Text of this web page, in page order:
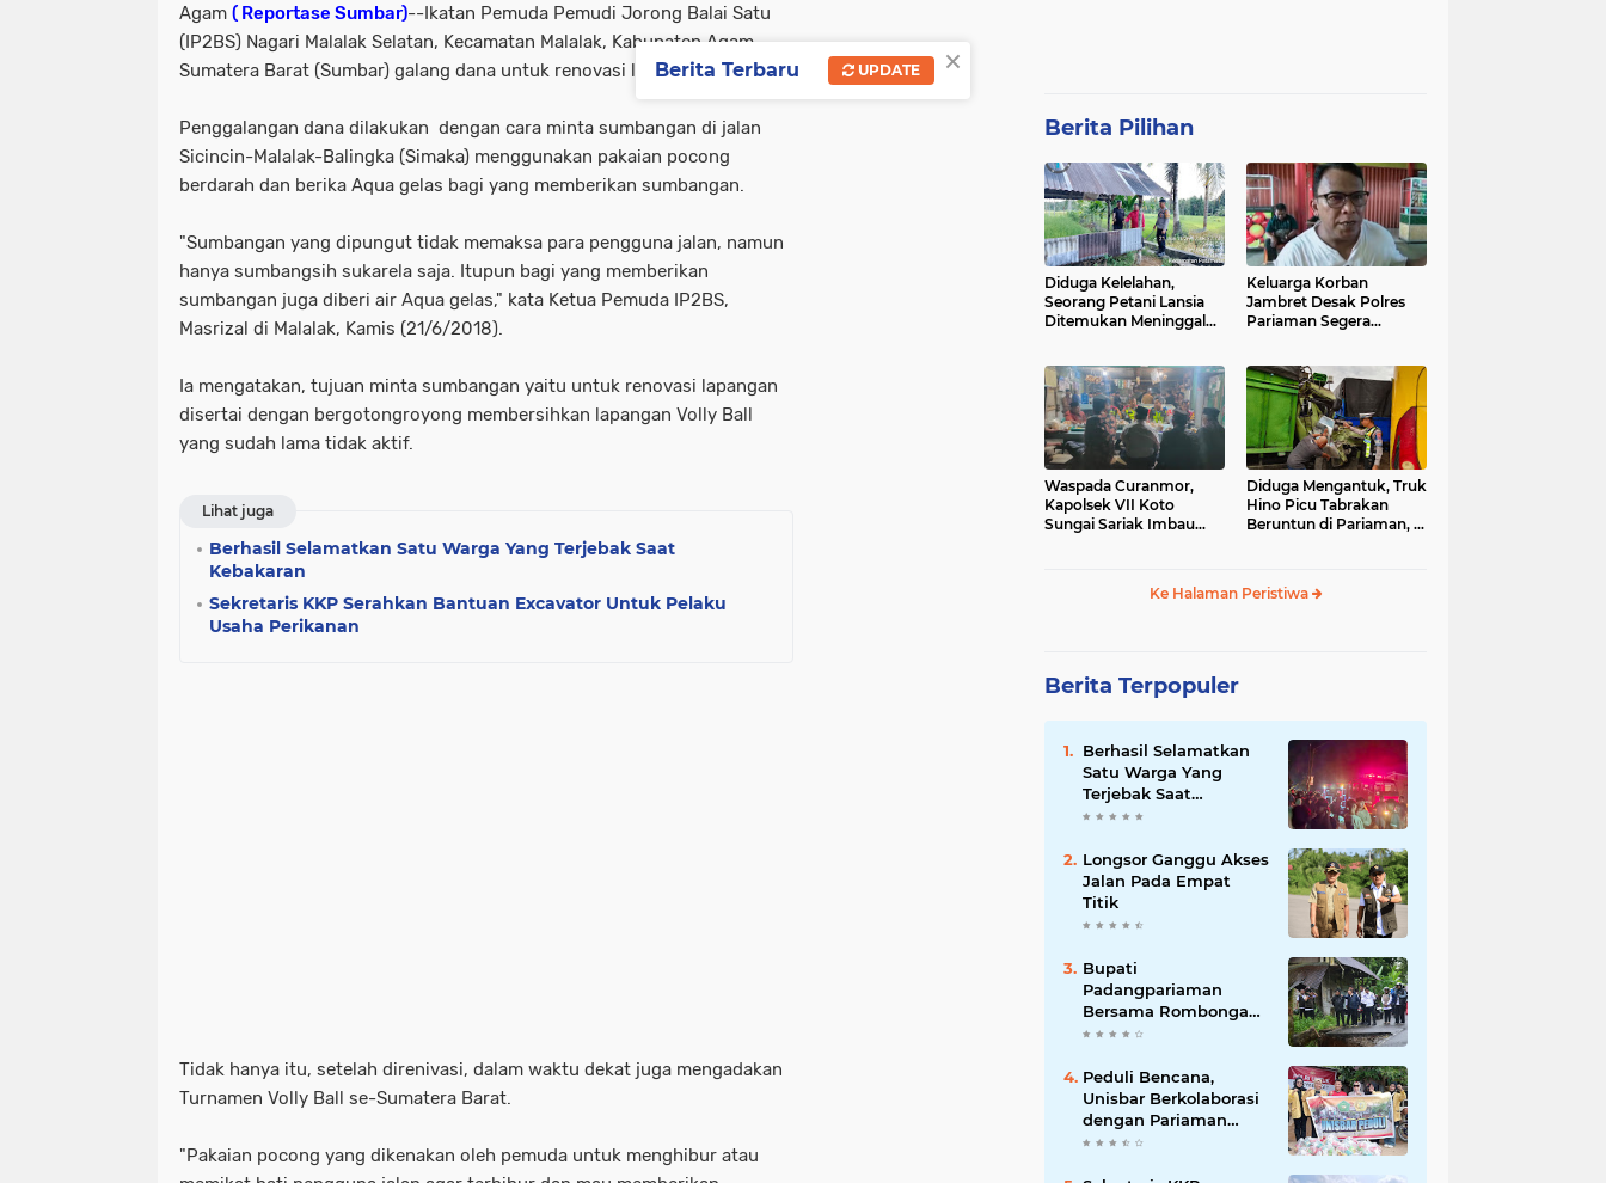
Agam ( Reportase Sumbar)--Ikatan Pemuda Pemudi Jorong Balai Satu
(IP2BS) Nagari Malalak Selatan, Kecamatan Malalak, Kabupaten Agam,
Sumatera Barat (Sumbar) galang dana untuk renovasi lapangan Volly Ball.
Penggalangan dana dilakukan dengan cara minta sumbangan di jalan
Sicincin-Malalak-Balingka (Simaka) menggunakan pakaian pocong
berdarah dan berika Aqua gelas bagi yang memberikan sumbangan.
"Sumbangan yang dipungut tidak memaksa para pengguna jalan, namun
hanya sumbangsih sukarela saja. Itupun bagi yang memberikan
sumbangan juga diberi air Aqua gelas," kata Ketua Pemuda IP2BS,
Masrizal di Malalak, Kamis (21/6/2018).
Ia mengatakan, tujuan minta sumbangan yaitu untuk renovasi lapangan
disertai dengan bergotongroyong membersihkan lapangan Volly Ball
yang sudah lama tidak aktif.
Lihat juga
Berhasil Selamatkan Satu Warga Yang Terjebak Saat
Kebakaran
Sekretaris KKP Serahkan Bantuan Excavator Untuk Pelaku
Usaha Perikanan
Tidak hanya itu, setelah direnivasi, dalam waktu dekat juga mengadakan
Turnamen Volly Ball se-Sumatera Barat.
"Pakaian pocong yang dikenakan oleh pemuda untuk menghibur atau
Berita Pilihan
Diduga Kelelahan,
Seorang Petani Lansia
Ditemukan Meninggal
Keluarga Korban
Jambret Desak Polres
Pariaman Segera
Waspada Curanmor,
Kapolsek VII Koto
Sungai Sariak Imbau
Diduga Mengantuk, Truk
Hino Picu Tabrakan
Beruntun di Pariaman, 5
Ke Halaman Peristiwa
Berita Terpopuler
Berhasil Selamatkan
Satu Warga Yang
Terjebak Saat
Kebakaran
Longsor Ganggu Akses
Jalan Pada Empat
Titik
Bupati
Padangpariaman
Bersama Rombongan
Jemput Aspirasi
Peduli Bencana,
Unisbar Berkolaborasi
dengan Pariaman
Women Power
×
Berita Terbaru UPDATE